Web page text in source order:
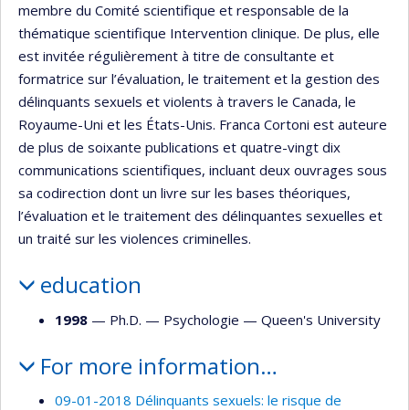
membre du Comité scientifique et responsable de la
thématique scientifique Intervention clinique. De plus, elle
est invitée régulièrement à titre de consultante et
formatrice sur l’évaluation, le traitement et la gestion des
délinquants sexuels et violents à travers le Canada, le
Royaume-Uni et les États-Unis. Franca Cortoni est auteure
de plus de soixante publications et quatre-vingt dix
communications scientifiques, incluant deux ouvrages sous
sa codirection dont un livre sur les bases théoriques,
l’évaluation et le traitement des délinquantes sexuelles et
un traité sur les violences criminelles.
education
1998 — Ph.D. — Psychologie — Queen's University
For more information…
09-01-2018 Délinquants sexuels: le risque de